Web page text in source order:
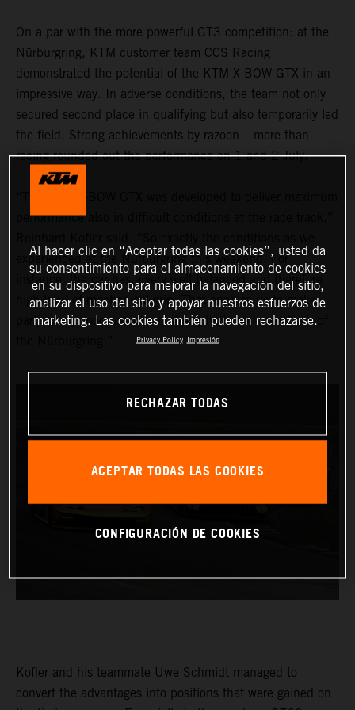
On a par with the more powerful GT3 competition: at the
Nürburgring, KTM customer team CCS Racing
demonstrated the potential of the KTM X-BOW GTX in an
impressive way. In adverse conditions, the team not only
secured second place in qualifying but also temporarily led
the field. Strong achievements by razoon – more than
racing rounded out the performance on 1 and 2 July.
performance also in difficult conditions at the race track,”
experienced at the Nürburgring this weekend. For
instance, the car has a very well balanced and therefore
high level of mechanical grip. That enables us to make
particularly good use of our strengths in some sections of
Kofler and his teammate Uwe Schmidt managed to
convert the advantages into positions that were gained on
Al hacer clic en “Aceptar todas las cookies”, usted da
su consentimiento para el almacenamiento de cookies
en su dispositivo para mejorar la navegación del sitio,
analizar el uso del sitio y apoyar nuestros esfuerzos de
marketing. Las cookies también pueden rechazarse.
Privacy Policy Impresión
RECHAZAR TODAS
ACEPTAR TODAS LAS COOKIES
CONFIGURACIÓN DE COOKIES